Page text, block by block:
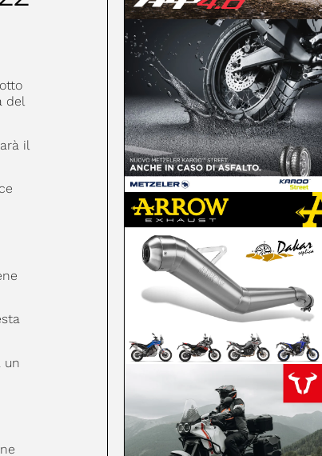
del
il
un